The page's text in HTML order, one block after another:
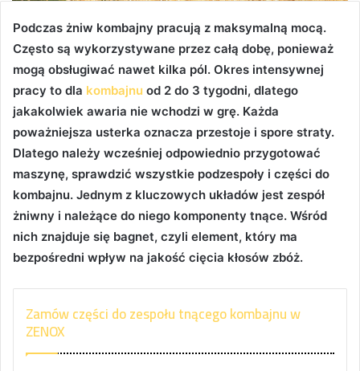
Podczas żniw kombajny pracują z maksymalną mocą.
Często są wykorzystywane przez całą dobę, ponieważ
mogą obsługiwać nawet kilka pól. Okres intensywnej
pracy to dla kombajnu od 2 do 3 tygodni, dlatego
jakakolwiek awaria nie wchodzi w grę. Każda
poważniejsza usterka oznacza przestoje i spore straty.
Dlatego należy wcześniej odpowiednio przygotować
maszynę, sprawdzić wszystkie podzespoły i części do
kombajnu. Jednym z kluczowych układów jest zespół
żniwny i należące do niego komponenty tnące. Wśród
nich znajduje się bagnet, czyli element, który ma
bezpośredni wpływ na jakość cięcia kłosów zbóż.
Zamów części do zespołu tnącego kombajnu w
ZENOX